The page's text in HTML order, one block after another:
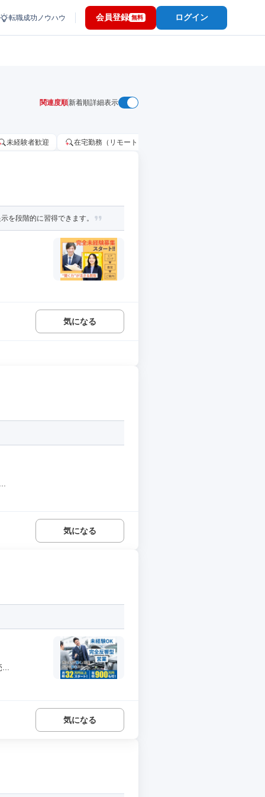
転職成功ノウハウ 会員登録 無料 ログイン
関連度順新着順詳細表示
未経験者歓迎 在宅勤務（リモートワーク）OK
を段階的に習得できます。
気になる
気になる
気になる